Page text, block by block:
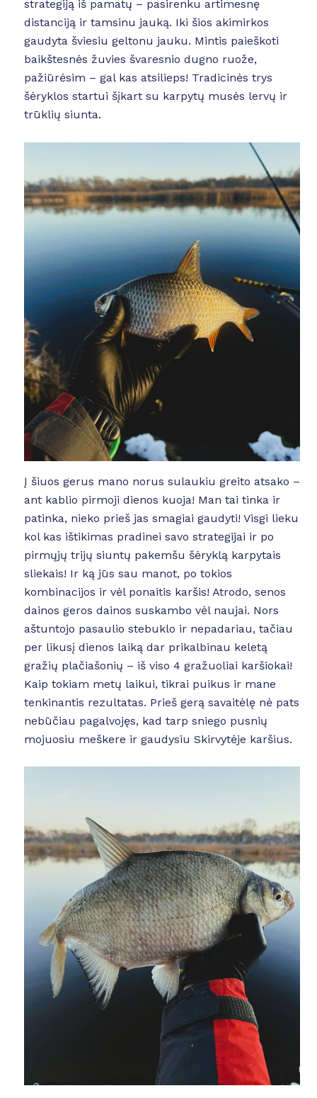
strategiją iš pamatų – pasirenku artimesnę
distanciją ir tamsinu jauką. Iki šios akimirkos
gaudyta šviesiu geltonu jauku. Mintis paieškoti
baikštesnės žuvies švaresnio dugno ruože,
pažiūrėsim – gal kas atsilieps! Tradicinės trys
šėryklos startui šįkart su karpytų musės lervų ir
trūklių siunta.
Į šiuos gerus mano norus sulaukiu greito atsako –
ant kablio pirmoji dienos kuoja! Man tai tinka ir
patinka, nieko prieš jas smagiai gaudyti! Visgi lieku
kol kas ištikimas pradinei savo strategijai ir po
pirmųjų trijų siuntų pakemšu šėryklą karpytais
sliekais! Ir ką jūs sau manot, po tokios
kombinacijos ir vėl ponaitis karšis! Atrodo, senos
dainos geros dainos suskambo vėl naujai. Nors
aštuntojo pasaulio stebuklo ir nepadariau, tačiau
per likusį dienos laiką dar prikalbinau keletą
gražių plačiašonių – iš viso 4 gražuoliai karšiokai!
Kaip tokiam metų laikui, tikrai puikus ir mane
tenkinantis rezultatas. Prieš gerą savaitėlę nė pats
nebūčiau pagalvojęs, kad tarp sniego pusnių
mojuosiu meškere ir gaudysiu Skirvytėje karšius.